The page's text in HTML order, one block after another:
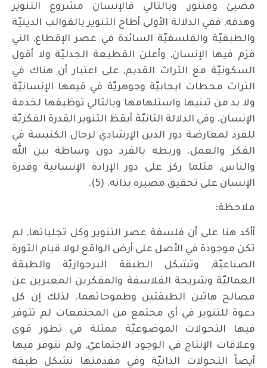
مضيئ ومتنور, وبالتالي فالإنسان مشروع التنوير
وهدفه, ففي الدلالة الأولى أطاح التنوير بالقوالب الدينيّة
والطبقيّة والفلسفيّة السائدة في عصر الإقطاع, التي
قزم فيها الإنسان, وأعلن القطيعة الجدليّة ولا أقول
السكونيّة مع التراث القديم, على اعتبار أن هناك في
التراث محطات ايجابيّة وجوهريّة في قيمها الإنسانيّة
ولا بد من تبنيها واستلهامها وبالتالي توظيفها لخدمة
الإنسان. وفي الدلالة الثانيّة أيقظ التنوير القدرة الفكريّة
للفرد لمعارضة دور الدين الإرشادي لرجال الكنيسة في
الفكر والعمل. وربطه بالفرد دون وساطة بين الله
والناس, مثلما ركز على دور الإرادة الإنسانية وقدرة
الإنسان على تحقيق مصيره بذاته. (5).
ملاحظة:
أأكد هنا على أن فلسفة عصر التنوير وكل تجلياتها, لم
تكن موجودة في الأصل على أرض الواقع لولا قيام الثورة
الصناعيّة, وتشكل الطبقة البرجوازيّة والطبقة
العماليّة وشريحة الفلاسفة والمفكرين المعبرين عن
مصالح هاتين الطبقتين وطموحاتهما. لذلك إن كل
دعوة للتنوير في أي مجتمع من المجتمعات لم تتوفر
فيها التحولات الموضوعيّة ممثلة في تطور قوى
وعلاقات الإنتاج في الوجود الاجتماعيّ, ولم تتوفر فيها
أيضاً التحولات الذاتيّة وفي مقدمتها تشكل طبقة